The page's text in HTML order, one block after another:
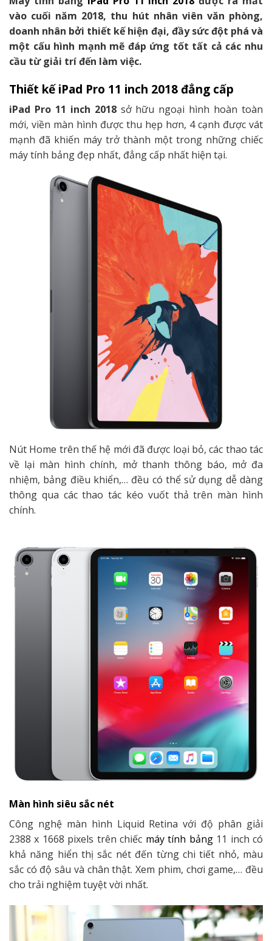
vào cuối năm 2018, thu hút nhân viên văn phòng,
doanh nhân bởi thiết kế hiện đại, đầy sức đột phá và
một cấu hình mạnh mẽ đáp ứng tốt tất cả các nhu
cầu từ giải trí đến làm việc.
Thiết kế iPad Pro 11 inch 2018 đẳng cấp
iPad Pro 11 inch 2018sở hữu ngoại hình hoàn toàn
mới, viền màn hình được thu hẹp hơn, 4 cạnh được vát
mạnh đã khiến máy trở thành một trong những chiếc
máy tính bảng đẹp nhất, đẳng cấp nhất hiện tại.
Nút Home trên thế hệ mới đã được loại bỏ, các thao tác
về lại màn hình chính, mở thanh thông báo, mở đa
nhiệm, bảng điều khiển,… đều có thể sử dụng dễ dàng
thông qua các thao tác kéo vuốt thả trên màn hình
chính.
Màn hình siêu sắc nét
Công nghệ màn hình Liquid Retina với độ phân giải
2388 x 1668 pixels trên chiếc máy tính bảng11 inch có
khả năng hiển thị sắc nét đến từng chi tiết nhỏ, màu
sắc có độ sâu và chân thật. Xem phim, chơi game,… đều
cho trải nghiệm tuyệt vời nhất.